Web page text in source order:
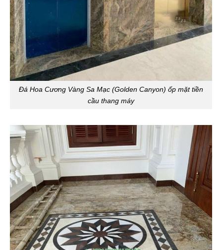
Đá Hoa Cương Vàng Sa Mạc (Golden Canyon) ốp mặt tiền
cầu thang máy